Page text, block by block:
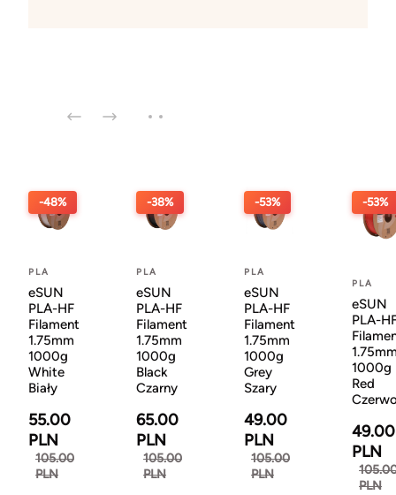
-48%
PLA
eSUN
PLA-HF
Filament
1.75mm
1000g
White
Biały
55.00
PLN
105.00
PLN
-38%
PLA
eSUN
PLA-HF
Filament
1.75mm
1000g
Black
Czarny
65.00
PLN
105.00
PLN
-53%
PLA
eSUN
PLA-HF
Filament
1.75mm
1000g
Grey
Szary
49.00
PLN
105.00
PLN
-53%
PLA
eSUN
PLA-
1000g
Red
49.00
PLN
PLN